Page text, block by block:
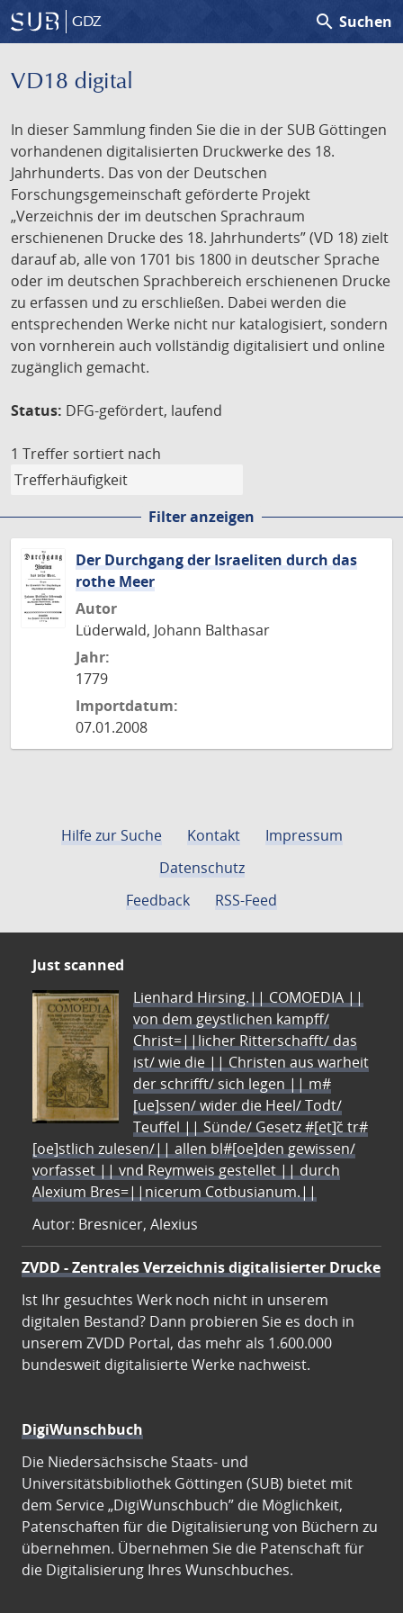
GDZ search Suchen
VD18 digital
In dieser Sammlung finden Sie die in der SUB Göttingen
vorhandenen digitalisierten Druckwerke des 18.
Jahrhunderts. Das von der Deutschen
Forschungsgemeinschaft geförderte Projekt
„Verzeichnis der im deutschen Sprachraum
erschienenen Drucke des 18. Jahrhunderts” (VD 18) zielt
darauf ab, alle von 1701 bis 1800 in deutscher Sprache
oder im deutschen Sprachbereich erschienenen Drucke
zu erfassen und zu erschließen. Dabei werden die
entsprechenden Werke nicht nur katalogisiert, sondern
von vornherein auch vollständig digitalisiert und online
zugänglich gemacht.
Status: DFG-gefördert, laufend
1 Treffer sortiert nach
Filter anzeigen
Der Durchgang der Israeliten durch das
rothe Meer
Autor
Lüderwald, Johann Balthasar
Jahr:
1779
Importdatum:
07.01.2008
Hilfe zur Suche Kontakt
Impressum
Datenschutz
Feedback
RSS-Feed
Just scanned
Lienhard Hirsing.|| COMOEDIA ||
von dem geystlichen kampff/
Christ=||licher Ritterschafft/ das
ist/ wie die || Christen aus warheit
der schrifft/ sich legen || m#
[ue]ssen/ wider die Heel/ Todt/
Teuffel || Sünde/ Gesetz #[et]c̃ tr#
[oe]stlich zulesen/|| allen bl#[oe]den gewissen/
vorfasset || vnd Reymweis gestellet || durch
Alexium Bres=||nicerum Cotbusianum.||
Autor: Bresnicer, Alexius
ZVDD - Zentrales Verzeichnis digitalisierter Drucke
Ist Ihr gesuchtes Werk noch nicht in unserem
digitalen Bestand? Dann probieren Sie es doch in
unserem ZVDD Portal, das mehr als 1.600.000
bundesweit digitalisierte Werke nachweist.
DigiWunschbuch
Die Niedersächsische Staats- und
Universitätsbibliothek Göttingen (SUB) bietet mit
dem Service „DigiWunschbuch” die Möglichkeit,
Patenschaften für die Digitalisierung von Büchern zu
übernehmen. Übernehmen Sie die Patenschaft für
die Digitalisierung Ihres Wunschbuches.